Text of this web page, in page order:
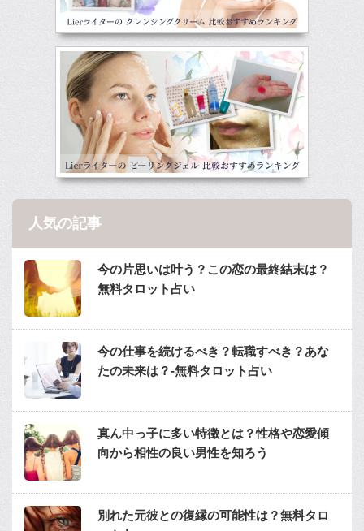
人気の記事
今の片思いは叶う？この恋の最終結末は？
無料タロット占い
今の仕事を続けるべき？転職すべき？あな
たの未来は？-無料タロット占い
真ん中っ子に多い特徴とは？性格や恋愛傾
向から相性の良い男性を知ろう
別れた元彼との復縁の可能性は？無料タロ